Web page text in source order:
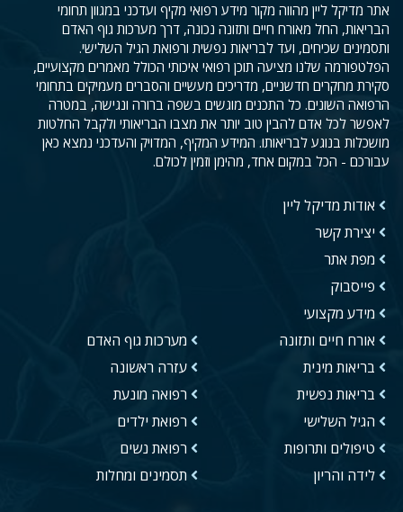
אתר מדיקל ליין מהווה מקור מידע רפואי מקיף ועדכני במגוון תחומי
הבריאות, החל מאורח חיים ותזונה נכונה, דרך מערכות גוף האדם
ותסמינים שכיחים, ועד לבריאות נפשית ורפואת הגיל השלישי.
הפלטפורמה שלנו מציעה תוכן רפואי איכותי הכולל מאמרים מקצועיים,
סקירת מחקרים חדשניים, מדריכים מעשיים והסברים מעמיקים בתחומי
הרפואה השונים. כל התכנים מוגשים בשפה ברורה ונגישה, במטרה
לאפשר לכל אדם להבין טוב יותר את מצבו הבריאותי ולקבל החלטות
מושכלות בנוגע לבריאותו. המידע המקיף, המדויק והעדכני נמצא כאן
עבורכם - הכל במקום אחד, מהימן וזמין לכולם.
אודות מדיקל ליין
יצירת קשר
מפת אתר
פייסבוק
מידע מקצועי
אורח חיים ותזונה
בריאות מינית
בריאות נפשית
הגיל השלישי
טיפולים ותרופות
לידה והריון
מערכות גוף האדם
עזרה ראשונה
רפואה מונעת
רפואת ילדים
רפואת נשים
תסמינים ומחלות